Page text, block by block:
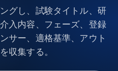
グし、試験タイトル、研
入内容、フェーズ、登録
サー、適格基準、アウト
収集する。